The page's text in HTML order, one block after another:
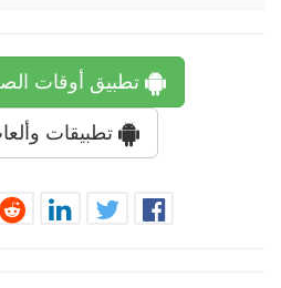
تطبيق أوقات
تطبيقات